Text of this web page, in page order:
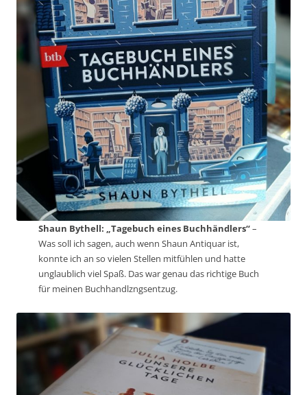
Shaun Bythell: „Tagebuch eines Buchhändlers“–
Was soll ich sagen, auch wenn Shaun Antiquar ist,
konnte ich an so vielen Stellen mitfühlen und hatte
unglaublich viel Spaß. Das war genau das richtige Buch
für meinen Buchhandlzngsentzug.